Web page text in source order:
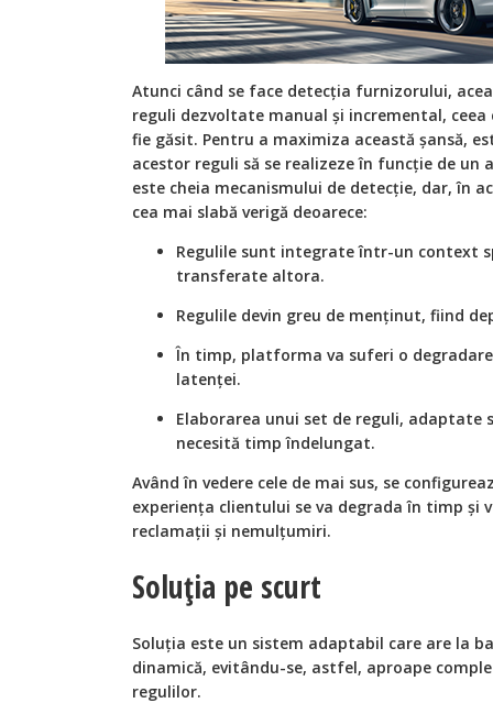
Atunci când se face detecția furnizorului,
reguli dezvoltate manual și incremental,
fie găsit. Pentru a maximiza această șansă,
acestor reguli să se realizeze în funcție de un
este cheia mecanismului de detecție, dar, în
cea mai slabă verigă deoarece:
Regulile sunt integrate într-un context
transferate altora.
Regulile devin greu de menținut, fiind
În timp, platforma va suferi o
latenței.
Elaborarea unui set de reguli, adaptate
necesită timp îndelungat.
Având în vedere cele de mai sus, se
experiența clientului se va degrada în timp și
reclamații și nemulțumiri.
Soluția pe scurt
Soluția este un sistem adaptabil care are la
dinamică, evitându-se, astfel, aproape
regulilor.